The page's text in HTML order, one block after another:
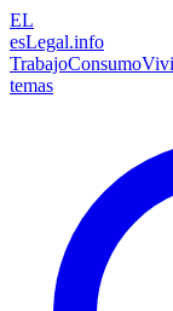
EL
esLegal.info
TrabajoConsumo
temas